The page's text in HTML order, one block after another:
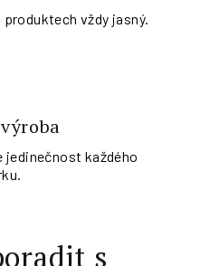
vždy jasný.
jedinečnost každého
s